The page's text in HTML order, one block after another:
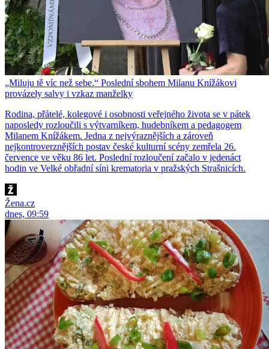
„Miluju tě víc než sebe.“ Poslední sbohem Milanu Knížákovi
provázely salvy i vzkaz manželky
Rodina, přátelé, kolegové i osobnosti veřejného života se v pátek
naposledy rozloučili s výtvarníkem, hudebníkem a pedagogem
Milanem Knížákem. Jedna z nejvýraznějších a zároveň
nejkontroverznějších postav české kulturní scény zemřela 26.
července ve věku 86 let. Poslední rozloučení začalo v jedenáct
hodin ve Velké obřadní síni krematoria v pražských Strašnicích.
Žena.cz
dnes, 09:59